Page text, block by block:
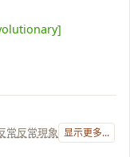
常反常現象 显示更多...